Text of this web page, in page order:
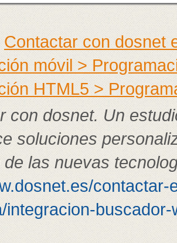
Contactar con dosnet
móvil >
HTML5 >
con dosnet. Un
soluciones
de las nuevas
contactar-
integracion-